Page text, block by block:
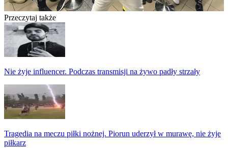
Przeczytaj także
Nie żyje influencer. Podczas transmisji na żywo padły strzały
Tragedia na meczu piłki nożnej. Piorun uderzył w murawę, nie żyje
piłkarz